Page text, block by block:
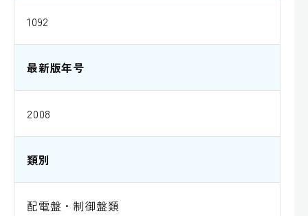
1092
最新版年号
2008
類別
配電盤・制御盤類